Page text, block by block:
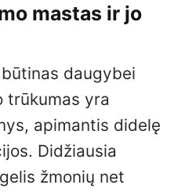
mastas ir jo
daugybei
trūkumas yra
apimantis didelę
Didžiausia
žmonių net